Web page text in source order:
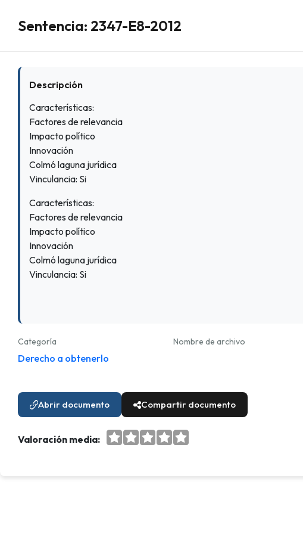
Sentencia: 2347-E8-2012
Descripción
Características:
Factores de relevancia
Impacto político
Innovación
Colmó laguna jurídica
Vinculancia: Si
Características:
Factores de relevancia
Impacto político
Innovación
Colmó laguna jurídica
Vinculancia: Si
Categoría
Derecho a obtenerlo
Nombre de archivo
Abrir documento Compartir documento
Valoración media: